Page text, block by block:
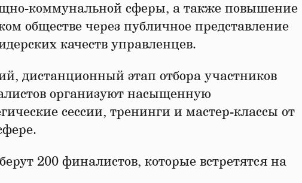
коммунальной сферы, а также повышение
обществе через публичное представление
качеств управленцев.
дистанционный этап отбора участников
организуют насыщенную
сессии, тренинги и мастер-классы от
200 финалистов, которые встретятся на